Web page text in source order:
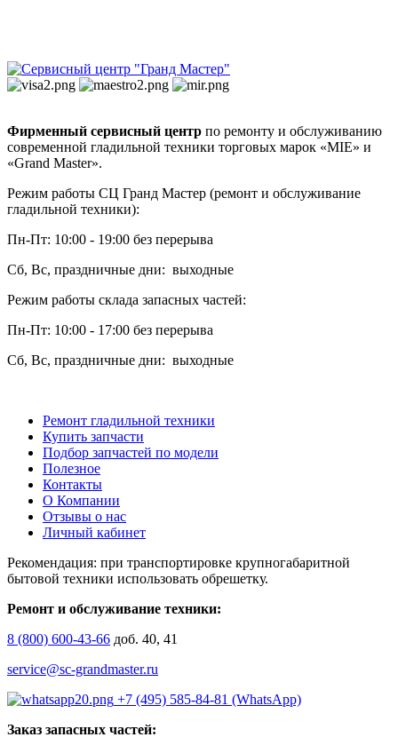
Фирменный сервисный центр по ремонту и обслуживанию
современной гладильной техники торговых марок «MIE» и
«Grand Master».
Режим работы СЦ Гранд Мастер (ремонт и обслуживание
гладильной техники):
Пн-Пт: 10:00 - 19:00 без перерыва
Сб, Вс, праздничные дни: выходные
Режим работы склада запасных частей:
Пн-Пт: 10:00 - 17:00 без перерыва
Сб, Вс, праздничные дни: выходные
Ремонт гладильной техники
Купить запчасти
Подбор запчастей по модели
Полезное
Контакты
О Компании
Отзывы о нас
Личный кабинет
Рекомендация: при транспортировке крупногабаритной
бытовой техники использовать обрешетку.
Ремонт и обслуживание техники:
8 (800) 600-43-66 доб. 40, 41
service@sc-grandmaster.ru
+7 (495) 585-84-81 (WhatsApp)
Заказ запасных частей: